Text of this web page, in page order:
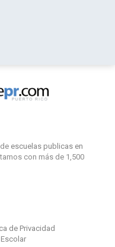
escuelas publicas en
con más de 1,500
de Privacidad